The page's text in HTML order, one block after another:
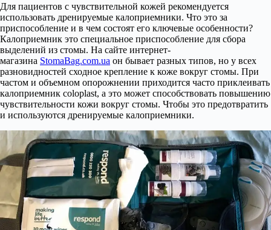
Для пациентов с чувствительной кожей рекомендуется
использовать дренируемые калоприемники. Что это за
приспособление и в чем состоят его ключевые особенности?
Калоприемник это специальное приспособление для сбора
выделений из стомы. На сайте интернет-
магазина StomaBag.com.ua он бывает разных типов, но у всех
разновидностей сходное крепление к коже вокруг стомы. При
частом и объемном опорожнении приходится часто приклеивать
калоприемник coloplast, а это может способствовать повышению
чувствительности кожи вокруг стомы. Чтобы это предотвратить
и используются дренируемые калоприемники.